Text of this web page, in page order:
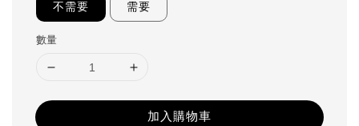
不需要 需要
數量
加入購物車